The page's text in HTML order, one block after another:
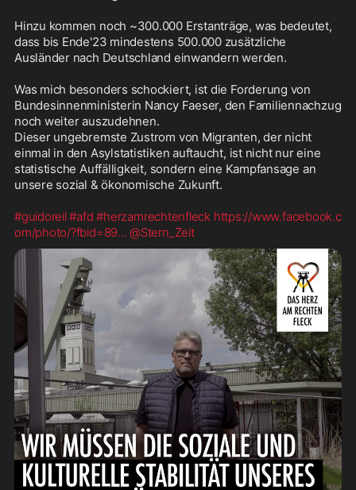
Hinzu kommen noch ~300.000 Erstanträge, was bedeutet,
dass bis Ende'23 mindestens 500.000 zusätzliche
Ausländer nach Deutschland einwandern werden.
Was mich besonders schockiert, ist die Forderung von
Bundesinnenministerin Nancy Faeser, den Familiennachzug
noch weiter auszudehnen.
Dieser ungebremste Zustrom von Migranten, der nicht
einmal in den Asylstatistiken auftaucht, ist nicht nur eine
statistische Auffälligkeit, sondern eine Kampfansage an
unsere sozial & ökonomische Zukunft.
#guidoreil#afd #herzamrechtenfleck https://www.facebook.c
om/photo/?fbid=89... @Stern_Zeit